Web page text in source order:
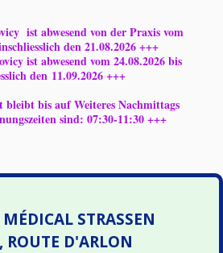
ist abwesend von der Praxis vom
den 21.08.2026 +++
ist abwesend vom 24.08.2026 bis
den 11.09.2026 +++
bleibt bis auf Weiteres Nachmittags
sind: 07:30-11:30 +++
STRASSEN
ROUTE D'ARLON